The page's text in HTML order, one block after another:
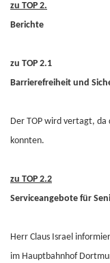
zu TOP 2.
Berichte
zu TOP 2.1
Barrierefreiheit und
Der TOP wird vertagt, da
konnten.
zu TOP 2.2
Serviceangebote für
Herr Claus Israel
im Hauptbahnhof